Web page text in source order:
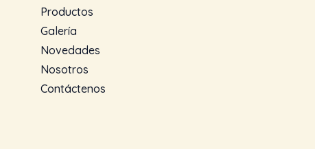
Productos
Galería
Novedades
Nosotros
Contáctenos